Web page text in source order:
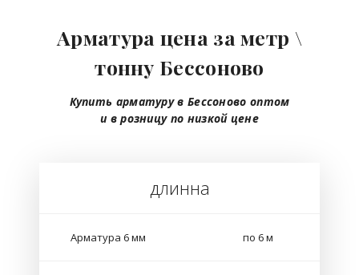
Арматура цена за метр \
тонну Бессоново
Купить арматуру в Бессоново оптом
и в розницу по низкой цене
длинна
Арматура 6 мм по 6 м